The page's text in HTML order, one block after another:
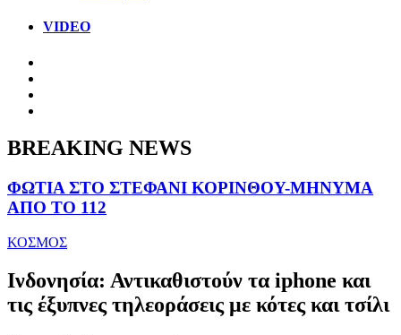
VIDEO
BREAKING NEWS
ΦΩΤΙΑ ΣΤΟ ΣΤΕΦΑΝΙ ΚΟΡΙΝΘΟΥ-ΜΗΝΥΜΑ
ΑΠΟ ΤΟ 112
ΚΟΣΜΟΣ
Ινδονησία: Αντικαθιστούν τα iphone και
τις έξυπνες τηλεοράσεις με κότες και τσίλι